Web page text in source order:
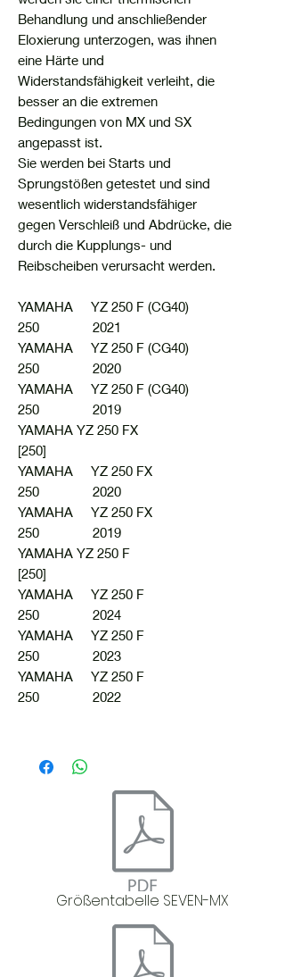
Behandlung und anschließender
Eloxierung unterzogen, was ihnen
eine Härte und
Widerstandsfähigkeit verleiht, die
besser an die extremen
Bedingungen von MX und SX
angepasst ist.
Sie werden bei Starts und
Sprungstößen getestet und sind
wesentlich widerstandsfähiger
gegen Verschleiß und Abdrücke, die
durch die Kupplungs- und
Reibscheiben verursacht werden.
YAMAHA YZ 250 F (CG40)
250 2021
YAMAHA YZ 250 F (CG40)
250 2020
YAMAHA YZ 250 F (CG40)
250 2019
YAMAHA YZ 250 FX
[250]
YAMAHA YZ 250 FX
250 2020
YAMAHA YZ 250 FX
250 2019
YAMAHA YZ 250 F
[250]
YAMAHA YZ 250 F
250 2024
YAMAHA YZ 250 F
250 2023
YAMAHA YZ 250 F
250 2022
Größentabelle SEVEN-MX